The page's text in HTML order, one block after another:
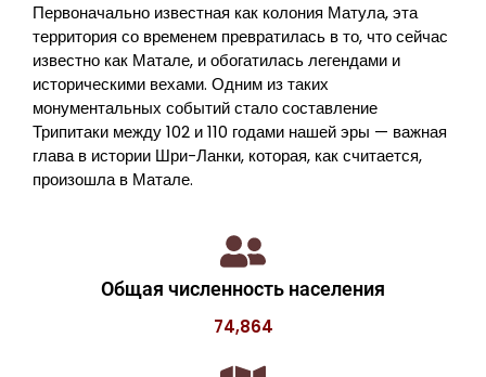
Первоначально известная как колония Матула, эта
территория со временем превратилась в то, что сейчас
известно как Матале, и обогатилась легендами и
историческими вехами. Одним из таких
монументальных событий стало составление
Трипитаки между 102 и 110 годами нашей эры — важная
глава в истории Шри-Ланки, которая, как считается,
произошла в Матале.
Общая численность населения
74,864